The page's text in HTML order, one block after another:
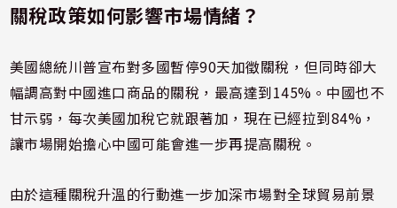
關稅政策如何影響市場情緒？
美國總統川普宣布對多國暫停90天加徵關稅，但同時卻大
幅調高對中國進口商品的關稅，最高達到145%。中國也不
甘示弱，每次美國加稅它就跟著加，現在已經拉到84%，
讓市場開始擔心中國可能會進一步再提高關稅。
由於這種關稅升溫的行動進一步加深市場對全球貿易前景